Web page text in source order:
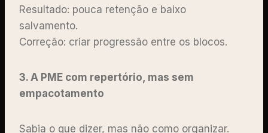
Resultado: pouca retenção e baixo
salvamento.
Correção: criar progressão entre os blocos.
3. A PME com repertório, mas sem
empacotamento
Sabia o que dizer, mas não como organizar.